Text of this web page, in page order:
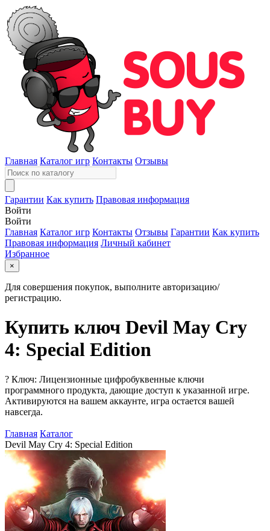
Главная Каталог игр Контакты Отзывы
Гарантии Как купить Правовая информация
Войти
Войти
Главная Каталог игр Контакты Отзывы Гарантии Как купить
Правовая информация Личный кабинет
Избранное
×
Для совершения покупок, выполните авторизацию/
регистрацию.
Купить ключ Devil May Cry
4: Special Edition
? Ключ: Лицензионные цифробуквенные ключи
программного продукта, дающие доступ к указанной игре.
Активируются на вашем аккаунте, игра остается вашей
навсегда.
Главная Каталог
Devil May Cry 4: Special Edition